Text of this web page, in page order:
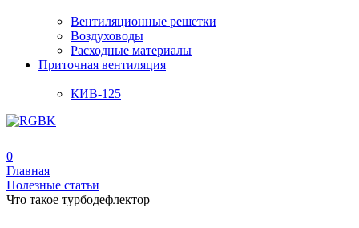
Вентиляционные решетки
Воздуховоды
Расходные материалы
Приточная вентиляция
КИВ-125
0
Главная
Полезные статьи
Что такое турбодефлектор